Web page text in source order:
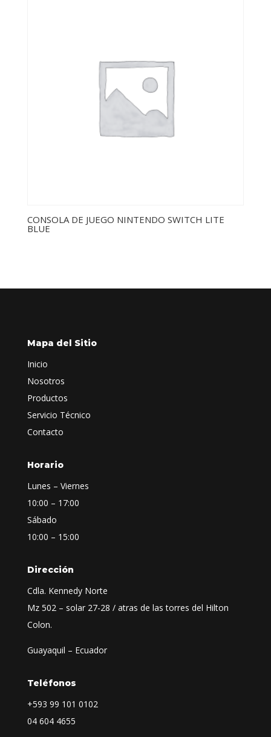
CONSOLA DE JUEGO NINTENDO SWITCH LITE
BLUE
Mapa del Sitio
Inicio
Nosotros
Productos
Servicio Técnico
Contacto
Horario
Lunes – Viernes
10:00 – 17:00
Sábado
10:00 – 15:00
Dirección
Cdla. Kennedy Norte
Mz 502 – solar 27-28 / atras de las torres del Hilton
Colon.
Guayaquil – Ecuador
Teléfonos
+593 99 101 0102
04 604 4655